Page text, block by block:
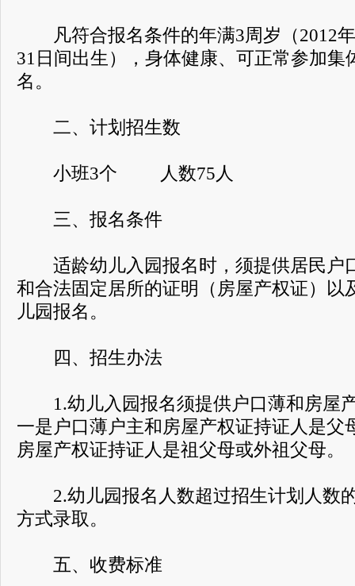
凡符合报名条件的年满3周岁（2012年
31日间出生），身体健康、可正常参加集
名。
二、计划招生数
小班3个 人数75人
三、报名条件
适龄幼儿入园报名时，须提供居民户
和合法固定居所的证明（房屋产权证）以
儿园报名。
四、招生办法
1.幼儿入园报名须提供户口薄和房屋
一是户口薄户主和房屋产权证持证人是父
房屋产权证持证人是祖父母或外祖父母。
2.幼儿园报名人数超过招生计划人数
方式录取。
五、收费标准